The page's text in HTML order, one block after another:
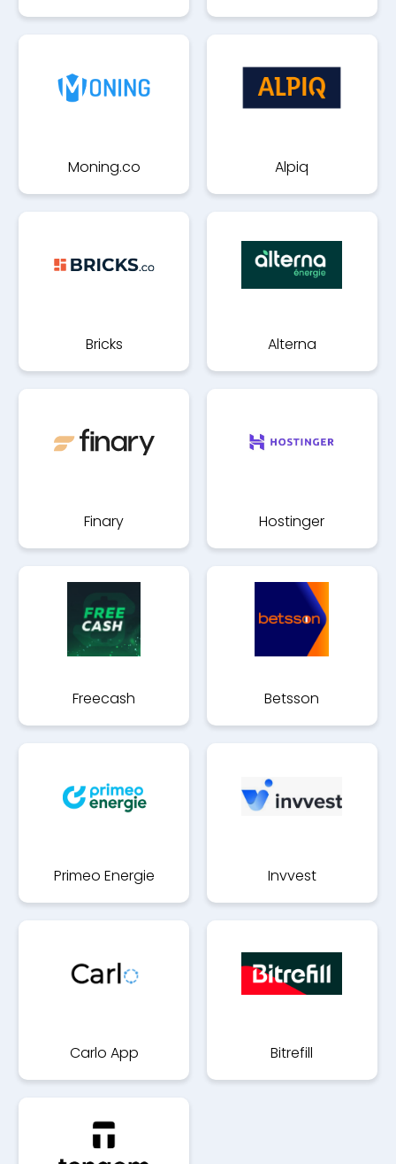
Moning.co Alpiq
Bricks Alterna
Finary Hostinger
Freecash Betsson
Primeo Energie Invvest
Carlo App Bitrefill